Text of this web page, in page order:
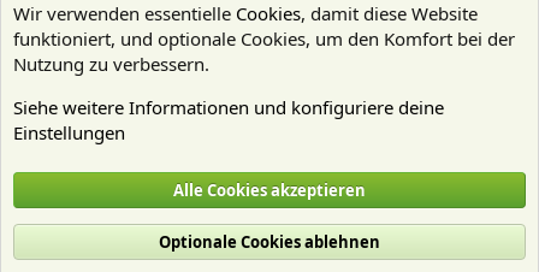
Cookies
Deutsch (Du)
Nutzungsbedingungen
Datenschutz Hilfe und Impressum
R
Wir verwenden essentielle Cookies, damit diese Website
funktioniert, und optionale Cookies, um den Komfort bei der
Nutzung zu verbessern.
Siehe weitere Informationen und konfiguriere deine
Einstellungen
Alle Cookies akzeptieren
Optionale Cookies ablehnen